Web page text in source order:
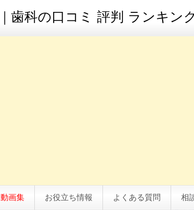
歯科の口コミ 評判 ランキン
動画集 お役立ち情報 よくある質問 相